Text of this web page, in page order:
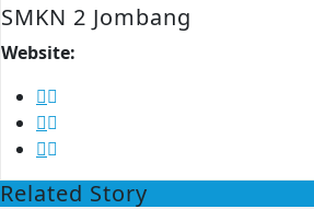
SMKN 2 Jombang
Website:
Related Story